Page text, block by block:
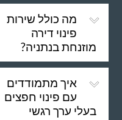
מה כולל שירות
פינוי דירה
מוזנחת בנתניה?
איך מתמודדים
עם פינוי חפצים
בעלי ערך רגשי